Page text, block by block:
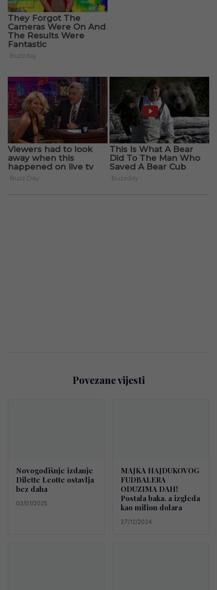
Povezane vijesti
Novogodišnje izdanje
Dilette Leotte ostavlja
bez daha
02/01/2025
MAJKA HAJDUKOVOG
FUDBALERA
ODUZIMA DAH!
Postala baka, a izgleda
kao milion dolara
27/12/2024